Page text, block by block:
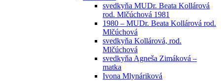
svedkyňa MUDr. Beata Kollárová
rod. Mlčúchová 1981
1980 – MUDr. Beata Kollárová rod.
Mlčúchová
svedkyňa Kollárová, rod.
Mlčúchová
svedkyňa Agneša Zimáková –
matka
Ivona Mlynáriková